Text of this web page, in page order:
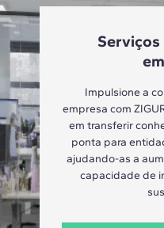
Impulsione a
empresa com
em transferir
ponta para
ajudando-as a
capacidade de